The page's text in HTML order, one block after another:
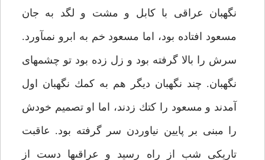
نگهبان عراقى با كابل و مشت و لگد به جان
مسعود افتاده بود، اما مسعود خم به ابرو نمى‏آورد.
سرش را بالا گرفته بود و زل زده بود تو چشم‏هاى
نگهبان. چند نگهبان ديگر هم به كمك نگهبان اول
آمدند و مسعود را كتك زدند، اما او تصميم خودش
را مبنى بر پايين نياوردن سر گرفته بود. عاقبت
تاريكى شب از راه رسيد و عراقى‏ها دست از